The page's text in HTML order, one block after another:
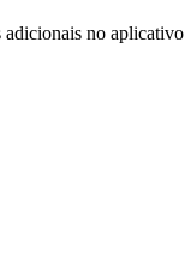
adicionais no aplicativo